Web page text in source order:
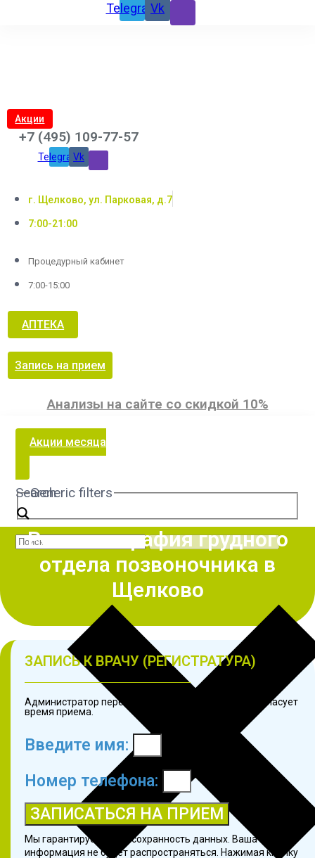
TelegramVk
Акции
+7 (495) 109-77-57
TelegramVk
г. Щелково, ул. Парковая, д.7
7:00-21:00
Процедурный кабинет
7:00-15:00
АПТЕКА
Запись на прием
Анализы на сайте со скидкой 10%
Акции месяца
Search
Generic filters
Рентгенография грудного
отдела позвоночника в
Щелково
ЗАПИСЬ К ВРАЧУ (РЕГИСТРАТУРА)
Администратор перезвонит в течение 3 минут и согласует
время приема.
Введите имя:
Номер телефона:
ЗАПИСАТЬСЯ НА ПРИЕМ
Мы гарантируем 100% сохранность данных. Ваша
информация не будет распространяться. Нажимая кнопку